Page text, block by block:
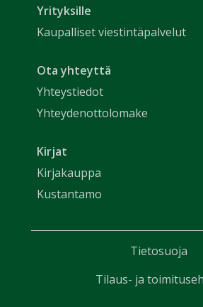
Yrityksille
Kaupalliset viestintäpalvelut
Ota yhteyttä
Yhteystiedot
Yhteydenottolomake
Kirjat
Kirjakauppa
Kustantamo
Tietosuoja
Tilaus- ja